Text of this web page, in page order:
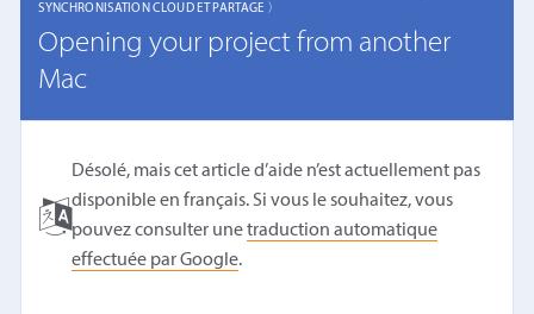
SYNCHRONISATION CLOUD ET PARTAGE 〉
Opening your project from another
Mac
Désolé, mais cet article d’aide n’est actuellement pas
disponible en français. Si vous le souhaitez, vous
pouvez consulter unetraduction automatique
effectuée par Google.